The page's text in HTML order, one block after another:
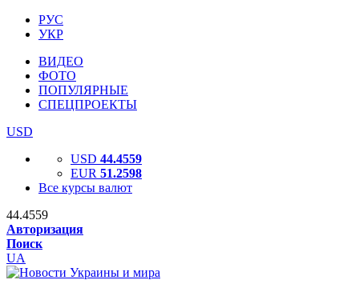
РУС
УКР
ВИДЕО
ФОТО
ПОПУЛЯРНЫЕ
СПЕЦПРОЕКТЫ
USD
USD 44.4559
EUR 51.2598
Все курсы валют
44.4559
Авторизация
Поиск
UA